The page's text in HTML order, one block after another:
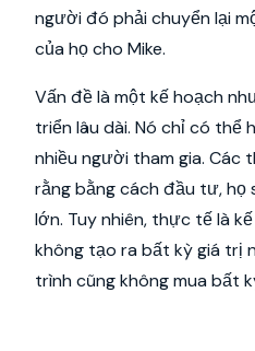
người đó phải chuyển lại
của họ cho Mike.
Vấn đề là một kế hoạch
triển lâu dài. Nó chỉ có thể
nhiều người tham gia. Các
rằng bằng cách đầu tư, họ
lớn. Tuy nhiên, thực tế là
không tạo ra bất kỳ giá trị
trình cũng không mua bất